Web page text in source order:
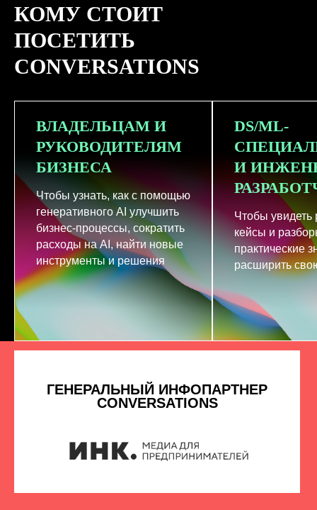
КОМУ СТОИТ
ПОСЕТИТЬ
CONVERSATIONS
ВЛАДЕЛЬЦАМ И
РУКОВОДИТЕЛЯМ
БИЗНЕСА
Чтобы узнать, как с помощью
генеративного AI улучшить
бизнес-процессы, сократить
расходы на AI, найти новые
инструменты и решения
DS/ML-
И
Чтобы увидеть
кейсы и
практические
расширить